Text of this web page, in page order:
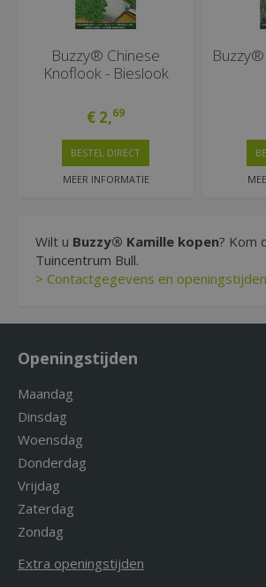
Buzzy® Chinese
Knoflook - Bieslook
€ 2,69
MEER INFORMATIE
BESTEL DIRECT
Wilt u Buzzy® Kamille kopen? Kom
Tuincentrum Bull.
> Contactgegevens en openingstijden
Openingstijden
Maandag
Dinsdag
Woensdag
Donderdag
Vrijdag
Zaterdag
Zondag
Extra openingstijden